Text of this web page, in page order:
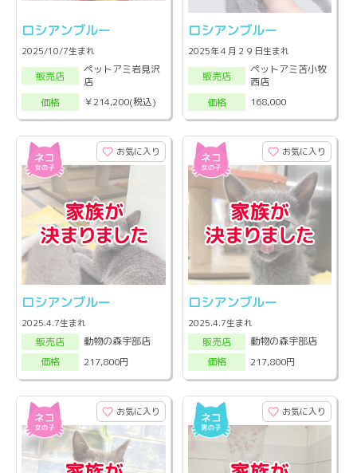
ロシアンブルー
2025/10/7生まれ
販売店
ペットアミ岩見沢
店
価格
￥214,200(税込)
ロシアンブルー
2025年４月２９日生まれ
販売店
ペットアミ苫小牧
西店
価格
168,000
お気に入り
ロシアンブルー
2025.4.7生まれ
販売店
動物の森宇部店
価格
217,800円
お気に入り
ロシアンブルー
2025.4.7生まれ
販売店
動物の森宇部店
価格
217,800円
お気に入り お気に入り